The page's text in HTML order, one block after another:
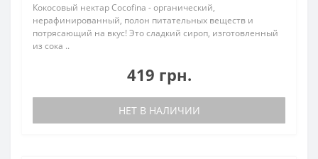
Кокосовый нектар Cocofina - органический,
нерафинированный, полон питательных веществ и
потрясающий на вкус! Это сладкий сироп, изготовленный
из сока ..
419 грн.
НЕТ В НАЛИЧИИ